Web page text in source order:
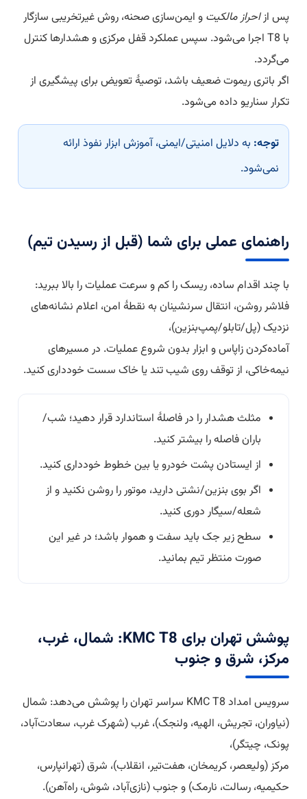
پس ازاحراز مالکیت و ایمن‌سازی صحنه، روش غیرتخریبی سازگار
با T8 اجرا می‌شود. سپس عملکرد قفل مرکزی و هشدارها کنترل
می‌گردد.
اگر باتری ریموت ضعیف باشد، توصیهٔ تعویض برای پیشگیری از
تکرار سناریو داده می‌شود.
توجه: به دلایل امنیتی/ایمنی، آموزش ابزار نفوذ ارائه
نمی‌شود.
راهنمای عملی برای شما (قبل از رسیدن تیم)
با چند اقدام ساده، ریسک را کم و سرعت عملیات را بالا ببرید:
فلاشر روشن، انتقال سرنشینان به نقطهٔ امن، اعلام نشانه‌های
نزدیک (پل/تابلو/پمپ‌بنزین)،
آماده‌کردن زاپاس و ابزار بدون شروع عملیات. در مسیرهای
نیمه‌خاکی، از توقف روی شیب تند یا خاک سست خودداری کنید.
مثلث هشدار را در فاصلهٔ استاندارد قرار دهید؛ شب/
باران فاصله را بیشتر کنید.
از ایستادن پشت خودرو یا بین خطوط خودداری کنید.
اگر بوی بنزین/نشتی دارید، موتور را روشن نکنید و از
شعله/سیگار دوری کنید.
سطح زیر جک باید سفت و هموار باشد؛ در غیر این
صورت منتظر تیم بمانید.
پوشش تهران برای KMC T8: شمال، غرب،
مرکز، شرق و جنوب
سرویس امداد KMC T8 سراسر تهران را پوشش می‌دهد: شمال
(نیاوران، تجریش، الهیه، ولنجک)، غرب (شهرک غرب، سعادت‌آباد،
پونک، چیتگر)،
مرکز (ولیعصر، کریمخان، هفت‌تیر، انقلاب)، شرق (تهرانپارس،
حکیمیه، رسالت، نارمک) و جنوب (نازی‌آباد، شوش، راه‌آهن).